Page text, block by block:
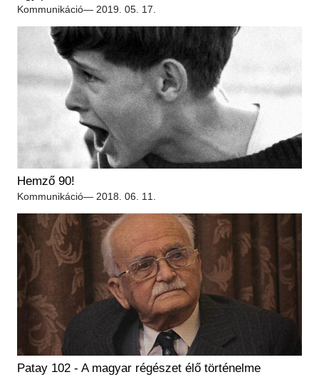
Régészet
Tagintézmények
Felnőttképzés
Közérdekű adatok
Képcsarnok
Történeti Fényképtár
Éremtár
Adattár
Központi Könyvtár
Kommunikáció— 2019. 05. 17.
Hemző 90!
Kommunikáció— 2018. 06. 11.
Patay 102 - A magyar régészet élő történelme